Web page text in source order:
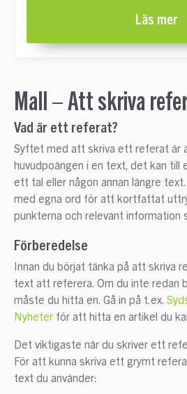
Läs mer
Mall – Att skriva
Vad är ett referat?
Syftet med att skriva ett referat är
huvudpoängen i en text, det kan till
ett tal eller någon annan längre
med egna ord för att kortfattat
punkterna och relevant information
Förberedelse
Innan du börjat tänka på att skriva
text att referera. Om du inte redan
måste du hitta en. Gå in på t.ex.
Nyheterför att hitta en artikel du
Det viktigaste när du skriver ett
För att kunna skriva ett grymt
text du använder: